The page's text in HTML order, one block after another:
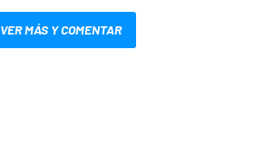
VER MÁS Y COMENTAR